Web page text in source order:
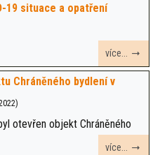
19 situace a opatření
více...
Chráněného bydlení v
otevřen objekt Chráněného
více...